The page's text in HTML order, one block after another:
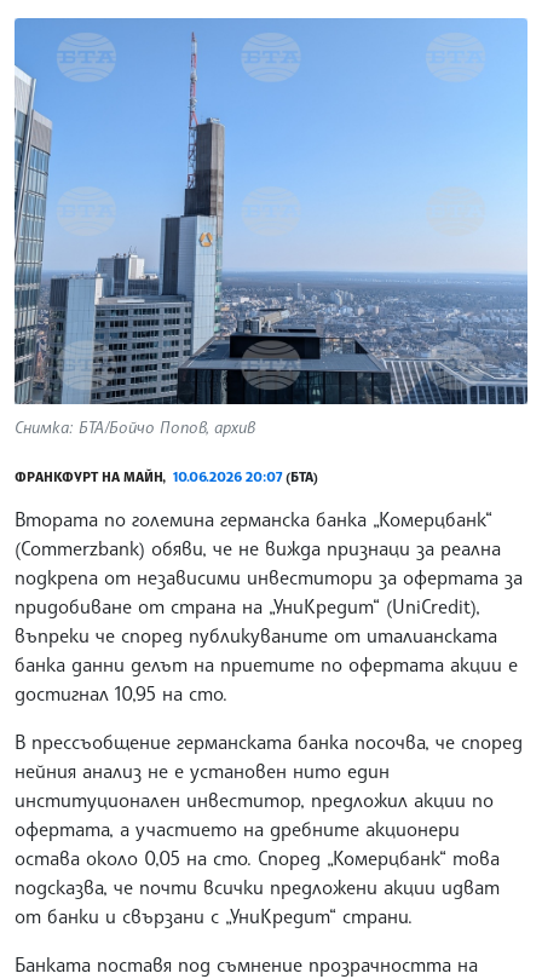
Снимка: БТА/Бойчо Попов, архив
ФРАНКФУРТ НА МАЙН, 10.06.2026 20:07(БТА)
Втората по големина германска банка „Комерцбанк“
(Commerzbank) обяви, че не вижда признаци за реална
подкрепа от независими инвеститори за офертата за
придобиване от страна на „УниКредит“ (UniCredit),
въпреки че според публикуваните от италианската
банка данни делът на приетите по офертата акции е
достигнал 10,95 на сто.
В прессъобщение германската банка посочва, че според
нейния анализ не е установен нито един
институционален инвеститор, предложил акции по
офертата, а участието на дребните акционери
остава около 0,05 на сто. Според „Комерцбанк“ това
подсказва, че почти всички предложени акции идват
от банки и свързани с „УниКредит“ страни.
Банката поставя под съмнение прозрачността на